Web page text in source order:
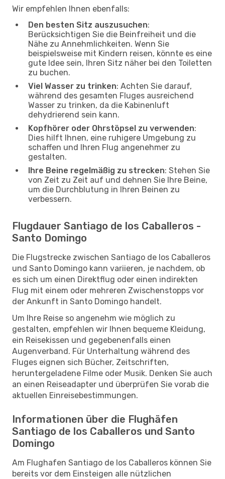
Wir empfehlen Ihnen ebenfalls:
Den besten Sitz auszusuchen:
Berücksichtigen Sie die Beinfreiheit und die
Nähe zu Annehmlichkeiten. Wenn Sie
beispielsweise mit Kindern reisen, könnte es eine
gute Idee sein, Ihren Sitz näher bei den Toiletten
zu buchen.
Viel Wasser zu trinken: Achten Sie darauf,
während des gesamten Fluges ausreichend
Wasser zu trinken, da die Kabinenluft
dehydrierend sein kann.
Kopfhörer oder Ohrstöpsel zu verwenden:
Dies hilft Ihnen, eine ruhigere Umgebung zu
schaffen und Ihren Flug angenehmer zu
gestalten.
Ihre Beine regelmäßig zu strecken: Stehen Sie
von Zeit zu Zeit auf und dehnen Sie Ihre Beine,
um die Durchblutung in Ihren Beinen zu
verbessern.
Flugdauer Santiago de los Caballeros -
Santo Domingo
Die Flugstrecke zwischen Santiago de los Caballeros
und Santo Domingo kann variieren, je nachdem, ob
es sich um einen Direktflug oder einen indirekten
Flug mit einem oder mehreren Zwischenstopps vor
der Ankunft in Santo Domingo handelt.
Um Ihre Reise so angenehm wie möglich zu
gestalten, empfehlen wir Ihnen bequeme Kleidung,
ein Reisekissen und gegebenenfalls einen
Augenverband. Für Unterhaltung während des
Fluges eignen sich Bücher, Zeitschriften,
heruntergeladene Filme oder Musik. Denken Sie auch
an einen Reiseadapter und überprüfen Sie vorab die
aktuellen Einreisebestimmungen.
Informationen über die Flughäfen
Santiago de los Caballeros und Santo
Domingo
Am Flughafen Santiago de los Caballeros können Sie
bereits vor dem Einsteigen alle nützlichen